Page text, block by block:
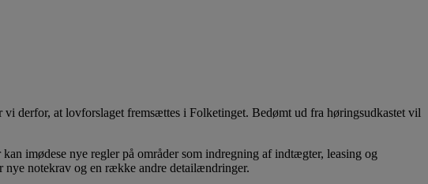
derfor, at lovforslaget fremsættes i Folketinget. Bedømt ud fra høringsudkastet vil
imødese nye regler på områder som indregning af indtægter, leasing og
notekrav og en række andre detailændringer.